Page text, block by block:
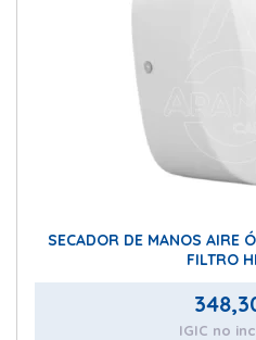
SECADOR DE MANOS AIRE
FILTRO
IGIC no